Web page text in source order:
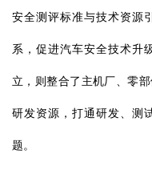
安全测评标准与技术资源
系，促进汽车安全技术升
立，则整合了主机厂、零
研发资源，打通研发、测
题。